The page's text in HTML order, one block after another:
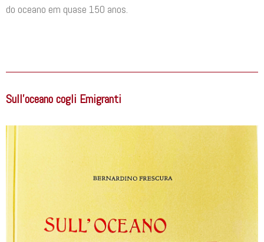
do oceano em quase 150 anos.
Sull’oceano cogli Emigranti